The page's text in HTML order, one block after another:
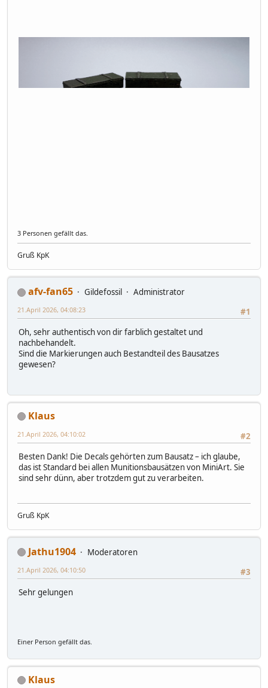
3 Personen gefällt das.
Gruß KpK
afv-fan65 Gildefossil
Administrator
#1
21.April 2026, 04:08:23
Oh, sehr authentisch von dir farblich gestaltet und
nachbehandelt.
Sind die Markierungen auch Bestandteil des Bausatzes
gewesen?
Klaus
#2
21.April 2026, 04:10:02
Besten Dank! Die Decals gehörten zum Bausatz – ich glaube,
das ist Standard bei allen Munitionsbausätzen von MiniArt. Sie
sind sehr dünn, aber trotzdem gut zu verarbeiten.
Gruß KpK
Jathu1904
Moderatoren
#3
21.April 2026, 04:10:50
Sehr gelungen
Einer Person gefällt das.
Klaus